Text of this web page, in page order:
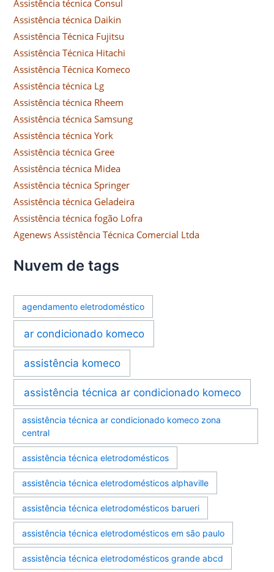
Assistência técnica Consul
Assistência técnica Daikin
Assistência Técnica Fujitsu
Assistência Técnica Hitachi
Assistência Técnica Komeco
Assistência técnica Lg
Assistência técnica Rheem
Assistência técnica Samsung
Assistência técnica York
Assistência técnica Gree
Assistência técnica Midea
Assistência técnica Springer
Assistência técnica Geladeira
Assistência técnica fogão Lofra
Agenews Assistência Técnica Comercial Ltda
Nuvem de tags
agendamento eletrodoméstico
ar condicionado komeco
assistência komeco
assistência técnica ar condicionado komeco
assistência técnica ar condicionado komeco zona
central
assistência técnica eletrodomésticos
assistência técnica eletrodomésticos alphaville
assistência técnica eletrodomésticos barueri
assistência técnica eletrodomésticos em são paulo
assistência técnica eletrodomésticos grande abcd